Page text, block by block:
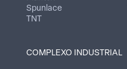
Spunlace
TNT
COMPLEXO INDUSTRIAL